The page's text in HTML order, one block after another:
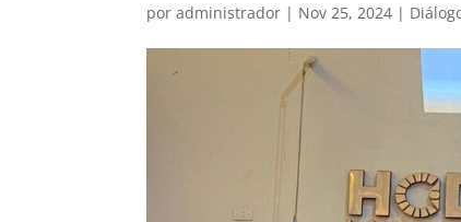
poradministrador | Nov 25, 2024 |